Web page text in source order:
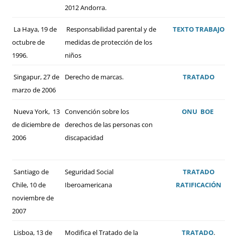
2012 Andorra.
La Haya, 19 de
octubre de
1996.
Responsabilidad parental y de
medidas de protección de los
niños
TEXTOTRABAJO
Singapur, 27 de
marzo de 2006
Derecho de marcas. TRATADO
Nueva York, 13
de diciembre de
2006
Convención sobre los
derechos de las personas con
discapacidad
ONU BOE
Santiago de
Chile, 10 de
noviembre de
2007
Seguridad Social
Iberoamericana
TRATADO
RATIFICACIÓN
Lisboa, 13 de
Modifica el Tratado de la
TRATADO.